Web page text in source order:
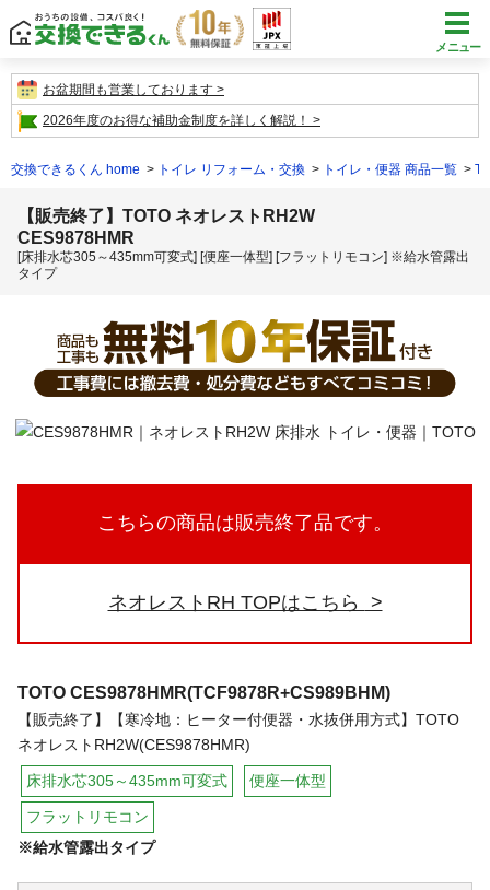
メニュー
お盆期間も営業しております
2026年度のお得な補助金制度を詳しく解説！
交換できるくん home トイレ リフォーム・交換 トイレ・便器 商品一覧
【販売終了】TOTO ネオレストRH2W
CES9878HMR
[床排水芯305～435mm可変式] [便座一体型] [フラットリモコン] ※給水管露出
タイプ
こちらの商品は販売終了品です。
ネオレストRH TOPはこちら
TOTO CES9878HMR(TCF9878R+CS989BHM)
【販売終了】【寒冷地：ヒーター付便器・水抜併用方式】TOTO
ネオレストRH2W(CES9878HMR)
床排水芯305～435mm可変式 便座一体型
フラットリモコン
※給水管露出タイプ